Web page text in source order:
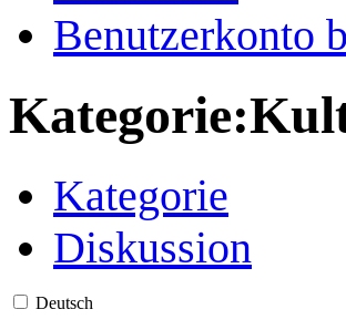
Benutzerkonto
Kategorie:
Kategorie
Diskussion
Deutsch